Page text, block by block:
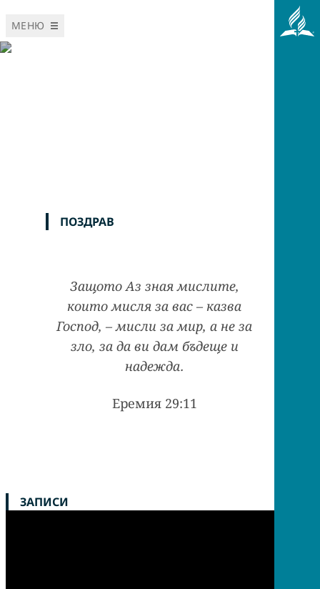
МЕНЮ
ПОЗДРАВ
Защото Аз зная мислите,
които мисля за вас – казва
Господ, – мисли за мир, а не за
зло, за да ви дам бъдеще и
надежда.
Еремия 29:11
ЗАПИСИ